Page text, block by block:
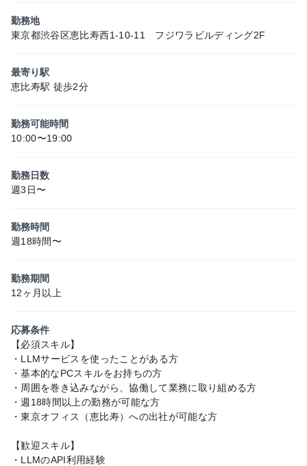
勤務地
東京都渋谷区恵比寿西1-10-11 フジワラビルディング2F
最寄り駅
恵比寿駅 徒歩2分
勤務可能時間
10:00〜19:00
勤務日数
週3日〜
勤務時間
週18時間〜
勤務期間
12ヶ月以上
応募条件
【必須スキル】
・LLMサービスを使ったことがある方
・基本的なPCスキルをお持ちの方
・周囲を巻き込みながら、協働して業務に取り組める方
・週18時間以上の勤務が可能な方
・東京オフィス（恵比寿）への出社が可能な方
【歓迎スキル】
・LLMのAPI利用経験